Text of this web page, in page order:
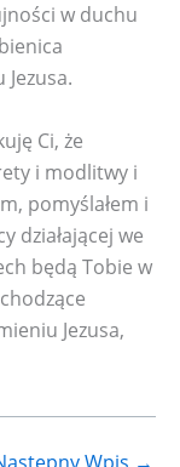
w duchu
Ci, że
i modlitwy i
pomyślałem i
działającej we
będą Tobie w
Jezusa,